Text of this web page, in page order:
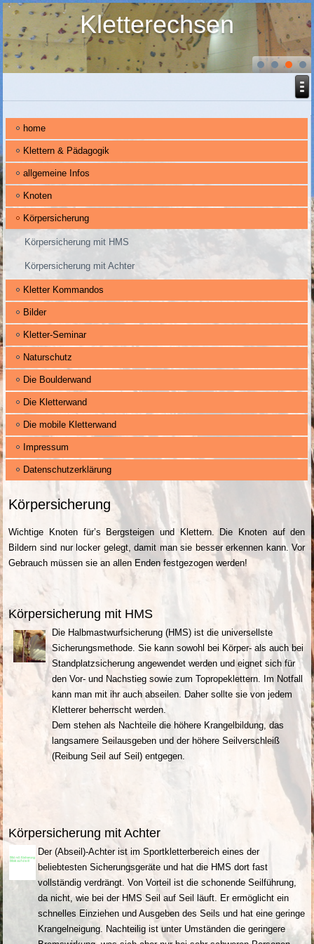
Kletterechsen
home
Klettern & Pädagogik
allgemeine Infos
Knoten
Körpersicherung
Körpersicherung mit HMS
Körpersicherung mit Achter
Kletter Kommandos
Bilder
Kletter-Seminar
Naturschutz
Die Boulderwand
Die Kletterwand
Die mobile Kletterwand
Impressum
Datenschutzerklärung
Körpersicherung
Wichtige Knoten für’s Bergsteigen und Klettern. Die Knoten auf den
Bildern sind nur locker gelegt, damit man sie besser erkennen kann. Vor
Gebrauch müssen sie an allen Enden festgezogen werden!
Körpersicherung mit HMS
Die Halbmastwurfsicherung (HMS) ist die universellste
Sicherungsmethode. Sie kann sowohl bei Körper- als auch bei
Standplatzsicherung angewendet werden und eignet sich für
den Vor- und Nachstieg sowie zum Topropeklettern. Im Notfall
kann man mit ihr auch abseilen. Daher sollte sie von jedem
Kletterer beherrscht werden.
Dem stehen als Nachteile die höhere Krangelbildung, das
langsamere Seilausgeben und der höhere Seilverschleiß
(Reibung Seil auf Seil) entgegen.
Körpersicherung mit Achter
Der (Abseil)-Achter ist im Sportkletterbereich eines der
beliebtesten Sicherungsgeräte und hat die HMS dort fast
vollständig verdrängt. Von Vorteil ist die schonende Seilführung,
da nicht, wie bei der HMS Seil auf Seil läuft. Er ermöglicht ein
schnelles Einziehen und Ausgeben des Seils und hat eine geringe
Krangelneigung. Nachteilig ist unter Umständen die geringere